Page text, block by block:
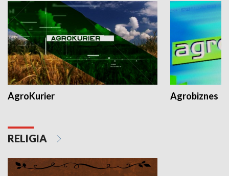
AgroKurier Agrobiznes
RELIGIA